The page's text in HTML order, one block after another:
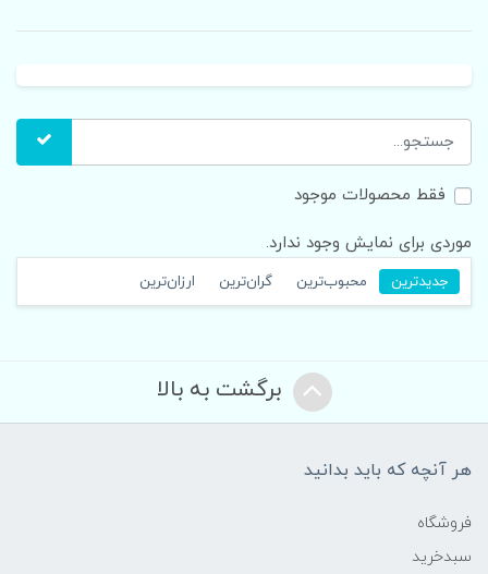
فقط محصولات موجود
موردی برای نمایش وجود ندارد.
جدیدترین محبوب‌ترین گران‌ترین ارزان‌ترین
برگشت به بالا
هر آنچه که باید بدانید
فروشگاه
سبدخرید